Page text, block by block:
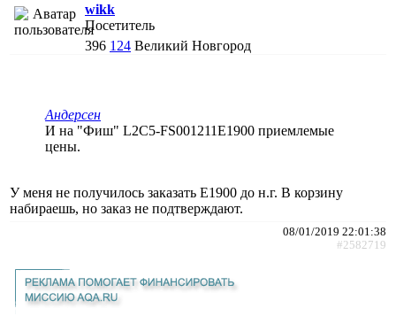
wikk
Посетитель
396 124 Великий Новгород
Андерсен
И на "Фиш" L2C5-FS001211E1900 приемлемые
цены.
У меня не получилось заказать Е1900 до н.г. В корзину
набираешь, но заказ не подтверждают.
08/01/2019 22:01:38
#2582719